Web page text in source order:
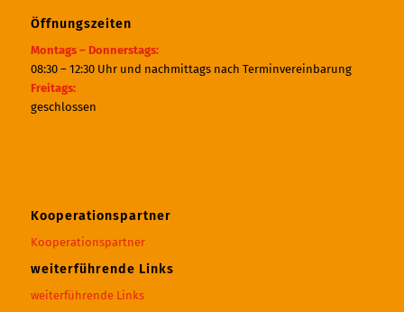
Öffnungszeiten
Montags – Donnerstags:
08:30 – 12:30 Uhr und nachmittags nach Terminvereinbarung
Freitags:
geschlossen
Kooperationspartner
Kooperationspartner
weiterführende Links
weiterführende Links